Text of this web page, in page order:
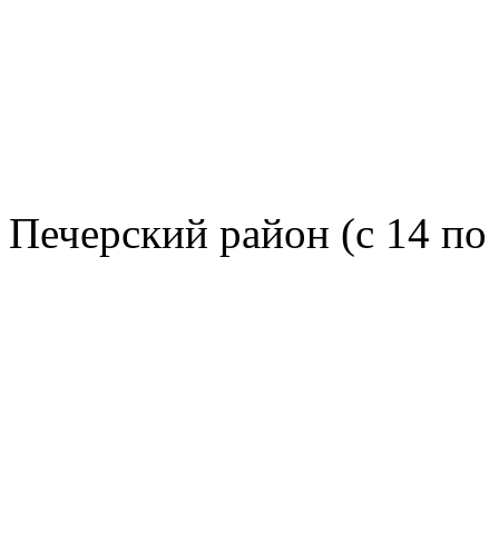
Печерский район (с 14